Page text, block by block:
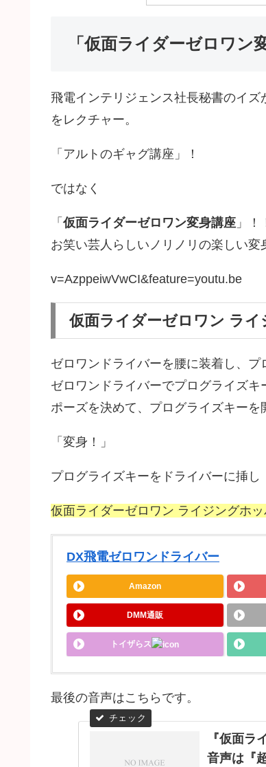
「仮面ライダーゼロワン
飛電インテリジェンス社長秘書のイ
をレクチャー。
「アルトのギャグ講座」！
ではなく
「 仮面ライダーゼロワン変身講座 」！
お笑い芸人らしいノリノリの楽しい変
v=AzppeiwVwCI&feature=youtu.be
仮面ライダーゼロワン ラ
ゼロワンドライバーを腰に装着し、プ
ゼロワンドライバーでプログライズキ
ポーズを決めて、プログライズキーを
「変身！」
プログライズキーをドライバーに挿し
仮面ライダーゼロワン ライジングホ
DX飛電ゼロワンドライバー
Amazon
DMM通販
トイザらス
最後の音声はこちらです。
『仮面ラ
音声は『